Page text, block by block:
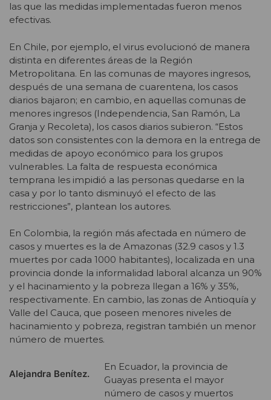
las que las medidas implementadas fueron menos
efectivas.
En Chile, por ejemplo, el virus evolucionó de manera
distinta en diferentes áreas de la Región
Metropolitana. En las comunas de mayores ingresos,
después de una semana de cuarentena, los casos
diarios bajaron; en cambio, en aquellas comunas de
menores ingresos (Independencia, San Ramón, La
Granja y Recoleta), los casos diarios subieron. “Estos
datos son consistentes con la demora en la entrega de
medidas de apoyo económico para los grupos
vulnerables. La falta de respuesta económica
temprana les impidió a las personas quedarse en la
casa y por lo tanto disminuyó el efecto de las
restricciones”, plantean los autores.
En Colombia, la región más afectada en número de
casos y muertes es la de Amazonas (32.9 casos y 1.3
muertes por cada 1000 habitantes), localizada en una
provincia donde la informalidad laboral alcanza un 90%
y el hacinamiento y la pobreza llegan a 16% y 35%,
respectivamente. En cambio, las zonas de Antioquía y
Valle del Cauca, que poseen menores niveles de
hacinamiento y pobreza, registran también un menor
número de muertes.
Alejandra Benítez.
En Ecuador, la provincia de
Guayas presenta el mayor
número de casos y muertos